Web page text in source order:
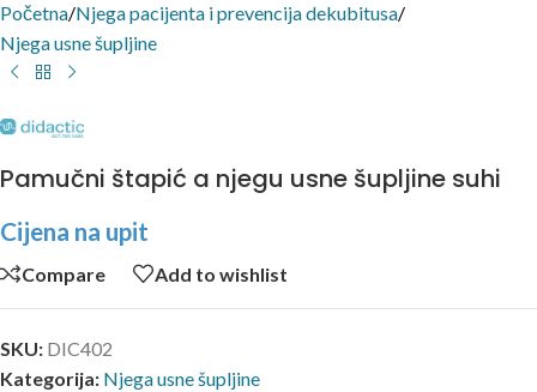
Početna/Njega pacijenta i prevencija dekubitusa/
Njega usne šupljine
Pamučni štapić a njegu usne šupljine suhi
Cijena na upit
Compare Add to wishlist
SKU: DIC402
Kategorija: Njega usne šupljine